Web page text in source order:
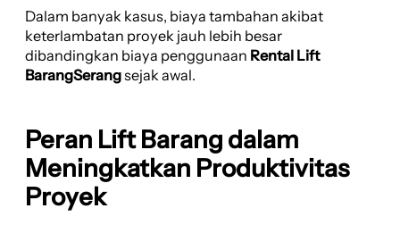
Dalam banyak kasus, biaya tambahan akibat
keterlambatan proyek jauh lebih besar
dibandingkan biaya penggunaan Rental Lift
BarangSerangsejak awal.
Peran Lift Barang dalam
Meningkatkan Produktivitas
Proyek